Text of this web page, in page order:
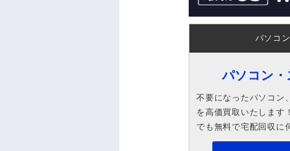
パソコ
パソコン
不要になったパソコン
を高価買取いたします
でも無料で宅配回収に